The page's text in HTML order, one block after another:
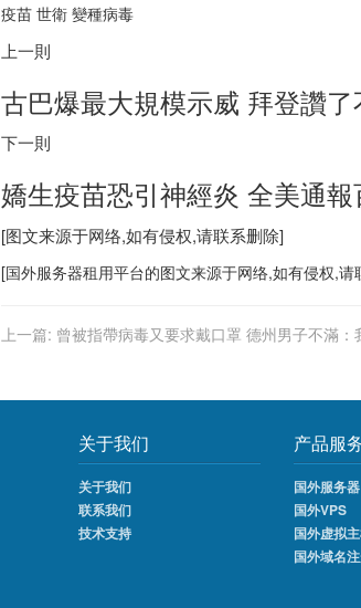
疫苗 世衛 變種病毒
上一則
古巴爆最大規模示威 拜登讚了
下一則
嬌生疫苗恐引神經炎 全美通
[图文来源于网络,如有侵权,请联系删除]
[国外服务器租用平台的图文来源于网络,如有侵权,请
上一篇: 曾被指帶病毒又要求戴口罩 德州
关于我们
关于我们
联系我们
技术支持
产品服
国外服务器
国外VPS
国外虚拟
国外域名